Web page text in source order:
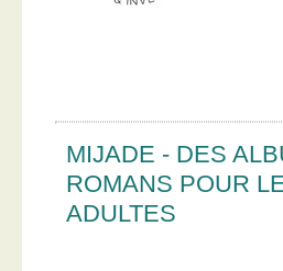
MIJADE - DES
ROMANS POUR
ADULTES